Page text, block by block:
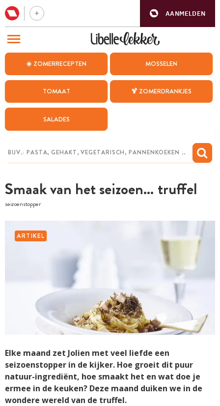
AANMELDEN
☀️ ZOMERRECEPTEN MOSSELEN
TOMAAT 🍹 ZOMERDRANKJES
SALADES
Smaak van het seizoen… truffel
seizoenstopper
ARTIKEL
Elke maand zet Jolien met veel liefde een
seizoenstopper in de kijker. Hoe groeit dit puur
natuur-ingrediënt, hoe smaakt het en wat doe je
ermee in de keuken? Deze maand duiken we in de
wondere wereld van de truffel.
BEZOEK ONZE ANDERE WEBSITES
WEEKMENU
CHAT MET MAIA
MIJN BEWAARDE RECEPTEN